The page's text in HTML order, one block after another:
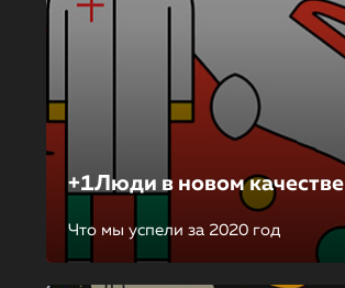
+1Люди в новом качестве
Что мы успели за 2020 год